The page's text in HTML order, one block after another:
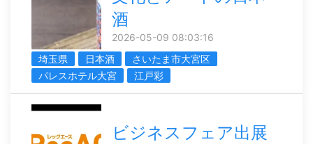
酒
2026-05-09 08:03:16
埼玉県
日本酒
さいたま市大宮区
パレスホテル大宮
江戸彩
ビジネスフェア出展